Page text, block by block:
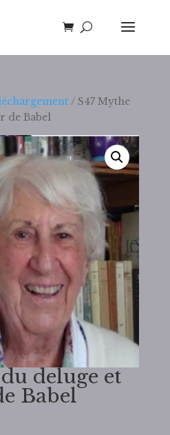
/ S47 Mythe
de Babel
deluge et
Babel